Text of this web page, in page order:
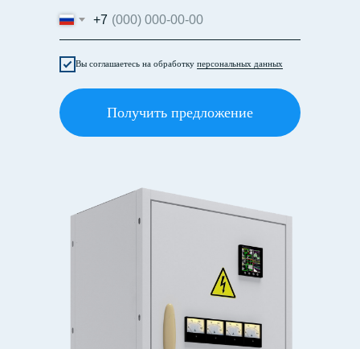
+7
Вы соглашаетесь на обработку персональных данных
Получить предложение